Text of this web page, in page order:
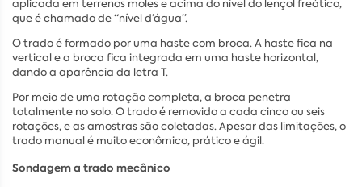
aplicada em terrenos moles e acima do nível do lençol freático,
que é chamado de “nível d’água”.
O trado é formado por uma haste com broca. A haste fica na
vertical e a broca fica integrada em uma haste horizontal,
dando a aparência da letra T.
Por meio de uma rotação completa, a broca penetra
totalmente no solo. O trado é removido a cada cinco ou seis
rotações, e as amostras são coletadas. Apesar das limitações, o
trado manual é muito econômico, prático e ágil.
Sondagem a trado mecânico